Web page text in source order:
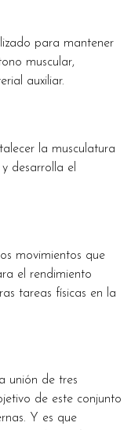
para mantener
muscular,
auxiliar.
la musculatura
desarrolla el
movimientos que
el rendimiento
tareas físicas en la
unión de tres
de este conjunto
Y es que